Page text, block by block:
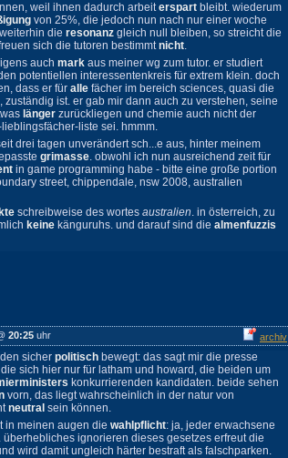
weil ihnen dadurch arbeiterspart bleibt. wiederum
von 25%, die jedoch nun nach nur einer woche
die resonanz gleich null bleiben, so streicht die
sich die tutoren bestimmtnicht.
auch mark aus meiner wg zum tutor. er studiert
potentiellen interessentenkreis für extrem klein. doch
dass er für alle fächer im bereich sciences, quasi die
ist. er gab mir dann auch zu verstehen, seine
länger zurückliegen und chemie auch nicht der
liste sei. hmmm.
drei tagen unverändert sch...e aus, hinter meinem
grimasse. obwohl ich nun ausreichend zeit für
in game programming habe - bitte eine große portion
street, chippendale, nsw 2008, australien
schreibweise des wortes australien. in österreich, zu
keine känguruhs. und darauf sind die almenfuzzis
20:25 uhr archiv
sicher politisch bewegt: das sagt mir die presse
sich hier nur für latham und howard, die beiden um
konkurrierenden kandidaten. beide sehen
vorn, das liegt wahrscheinlich in der natur von
neutral sein können.
in meinen augen die wahlpflicht: ja, jeder erwachsene
ignorieren dieses gesetzes erfreut die
wird damit ungleich härter bestraft als falschparken.